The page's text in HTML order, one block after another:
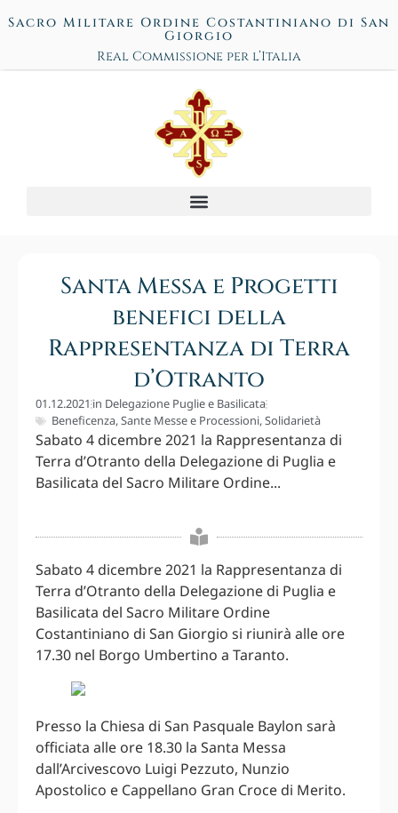
Sacro Militare Ordine Costantiniano di San
Giorgio
Real Commissione per l’Italia
Santa Messa e Progetti
benefici della
Rappresentanza di Terra
d’Otranto
01.12.2021 in Delegazione Puglie e Basilicata
Beneficenza,Sante Messe e Processioni,Solidarietà
Sabato 4 dicembre 2021 la Rappresentanza di
Terra d’Otranto della Delegazione di Puglia e
Basilicata del Sacro Militare Ordine...
Sabato 4 dicembre 2021 la Rappresentanza di
Terra d’Otranto della Delegazione di Puglia e
Basilicata del Sacro Militare Ordine
Costantiniano di San Giorgio si riunirà alle ore
17.30 nel Borgo Umbertino a Taranto.
Presso la Chiesa di San Pasquale Baylon sarà
officiata alle ore 18.30 la Santa Messa
dall’Arcivescovo Luigi Pezzuto, Nunzio
Apostolico e Cappellano Gran Croce di Merito.